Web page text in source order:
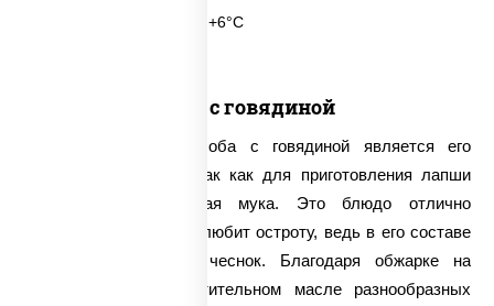
6 часов при t° от +2°C до +6°C
Соба с говядиной
Характерной чертой соба с говядиной является его
темноватые оттенки, так как для приготовления лапши
используется гречневая мука. Это блюдо отлично
подойдет для тех, кто любит остроту, ведь в его составе
присутствует свежий чеснок. Благодаря обжарке на
сковороде вок в растительном масле разнообразных